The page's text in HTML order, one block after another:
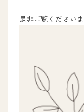
是非ご覧ください